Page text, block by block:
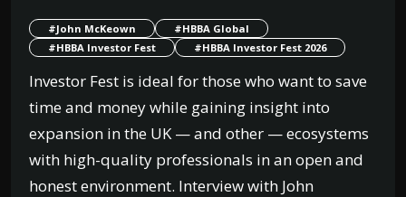
#John McKeown
#HBBA Global
#HBBA Investor Fest
#HBBA Investor Fest 2026
Investor Fest is ideal for those who want to save
time and money while gaining insight into
expansion in the UK — and other — ecosystems
with high-quality professionals in an open and
honest environment. Interview with John